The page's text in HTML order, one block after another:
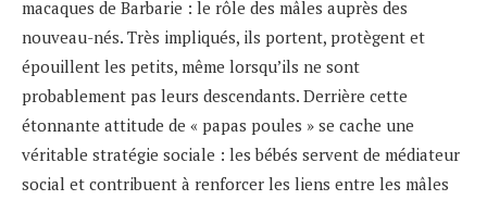
macaques de Barbarie : le rôle des mâles auprès des
nouveau-nés. Très impliqués, ils portent, protègent et
épouillent les petits, même lorsqu’ils ne sont
probablement pas leurs descendants. Derrière cette
étonnante attitude de « papas poules » se cache une
véritable stratégie sociale : les bébés servent de médiateur
social et contribuent à renforcer les liens entre les mâles